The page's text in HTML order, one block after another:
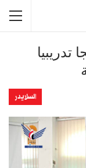
تدريبيا
السلايدر